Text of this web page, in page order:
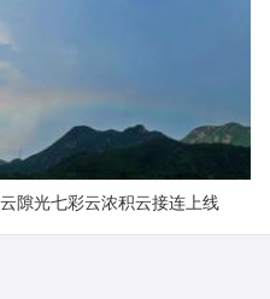
隙光七彩云浓积云接连上线